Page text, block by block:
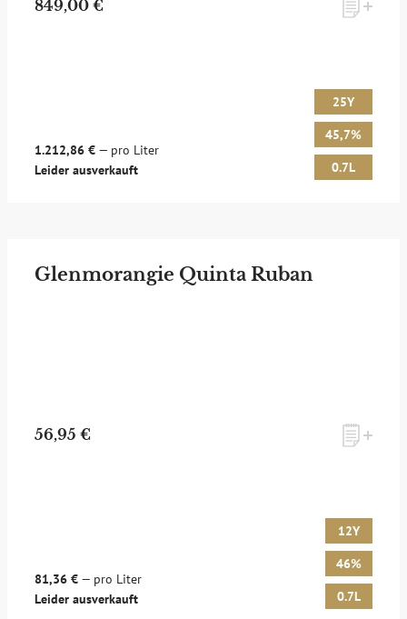
849,00 €
1.212,86 € — pro Liter
Leider ausverkauft
25Y
45,7%
0.7L
Glenmorangie Quinta Ruban
56,95 €
81,36 € — pro Liter
Leider ausverkauft
12Y
46%
0.7L